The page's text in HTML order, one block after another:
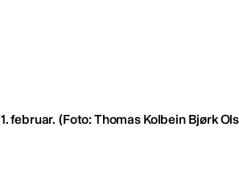
februar. (Foto: Thomas Kolbein Bjørk